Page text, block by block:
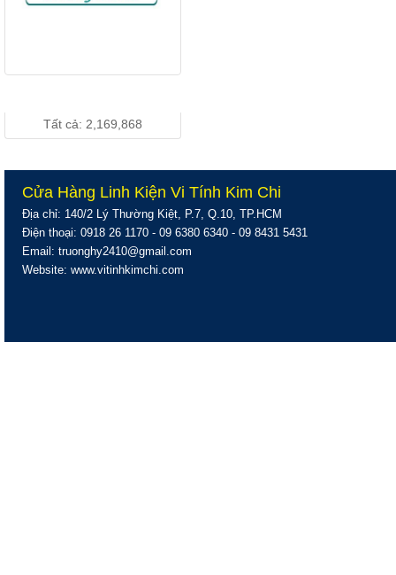
Vuông Chính
Tất cả: 2,169,868
Cửa Hàng Linh Kiện Vi Tính Kim Chi
Địa chỉ: 140/2 Lý Thường Kiệt, P.7, Q.10, TP.HCM
Điện thoại: 0918 26 1170 - 09 6380 6340 - 09 8431 5431
Email: truonghy2410@gmail.com
Website: www.vitinhkimchi.com